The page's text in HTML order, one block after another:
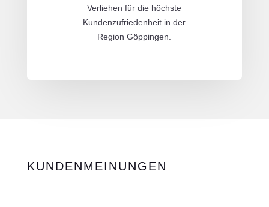
Verliehen für die höchste
Kundenzufriedenheit in der
Region Göppingen.
KUNDENMEINUNGEN